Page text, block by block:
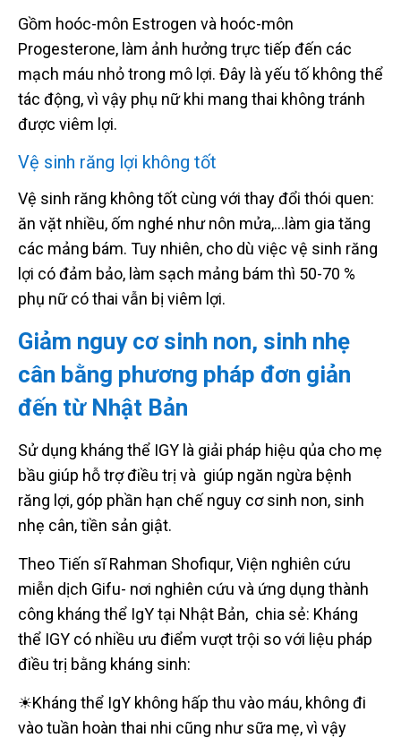
Gồm hoóc-môn Estrogen và hoóc-môn
Progesterone, làm ảnh hưởng trực tiếp đến các
mạch máu nhỏ trong mô lợi. Đây là yếu tố không thể
tác động, vì vậy phụ nữ khi mang thai không tránh
được viêm lợi.
Vệ sinh răng lợi không tốt
Vệ sinh răng không tốt cùng với thay đổi thói quen:
ăn vặt nhiều, ốm nghé như nôn mửa,…làm gia tăng
các mảng bám. Tuy nhiên, cho dù việc vệ sinh răng
lợi có đảm bảo, làm sạch mảng bám thì 50-70 %
phụ nữ có thai vẫn bị viêm lợi.
Giảm nguy cơ sinh non, sinh nhẹ
cân bằng phương pháp đơn giản
đến từ Nhật Bản
Sử dụng kháng thể IGY là giải pháp hiệu qủa cho mẹ
bầu giúp hỗ trợ điều trị và giúp ngăn ngừa bệnh
răng lợi, góp phần hạn chế nguy cơ sinh non, sinh
nhẹ cân, tiền sản giật.
Theo Tiến sĩ Rahman Shofiqur, Viện nghiên cứu
miễn dịch Gifu- nơi nghiên cứu và ứng dụng thành
công kháng thể IgY tại Nhật Bản, chia sẻ: Kháng
thể IGY có nhiều ưu điểm vượt trội so với liệu pháp
điều trị bằng kháng sinh:
☀Kháng thể IgY không hấp thu vào máu, không đi
vào tuần hoàn thai nhi cũng như sữa mẹ, vì vậy